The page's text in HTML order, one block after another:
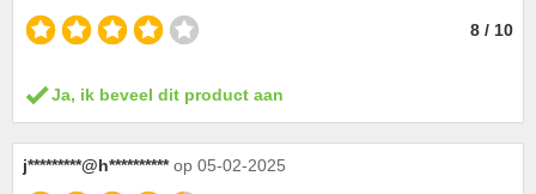
8 / 10
Ja, ik beveel dit product aan
j*********@h********** op 05-02-2025